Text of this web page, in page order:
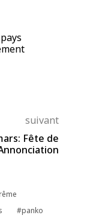
suivant
Fête de
panko